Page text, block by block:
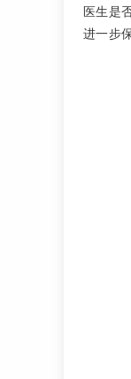
医生是
进一步